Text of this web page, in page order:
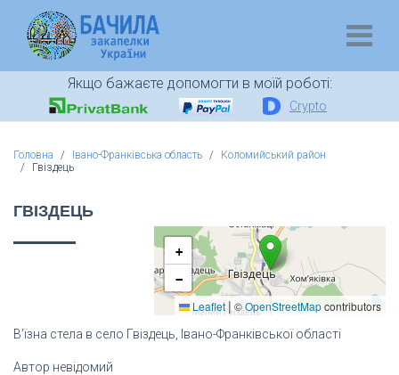
Якщо бажаєте допомогти в моїй роботі:
Crypto
Головна Івано-Франківська область
Коломийський район
Гвіздець
ГВІЗДЕЦЬ
+
−
Leaflet |©OpenStreetMapcontributors
В’їзна стела в село Гвіздець, Івано-Франківської області
Автор невідомий